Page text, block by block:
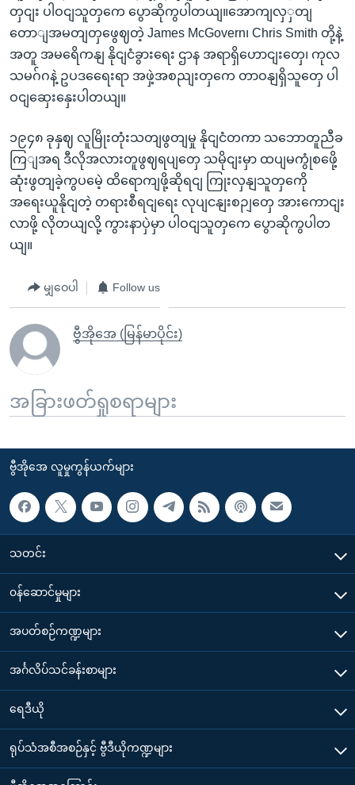
တှငျး ပါဝငျသူတှကေ ပွောဆိုကွပါတယျ။အောကျလှှတျ
တောျအမတျတှဖွေဈတဲ့ James McGovern၊ Chris Smith တို့နဲ့
အတူ အမရေိကနျ နိုငျငံခွားရေး ဌာန အရာရှိဟောငျးတှေ၊ ကုလ
သမဂ်ဂနဲ့ ဥပဒရေေးရာ အဖှဲ့အစညျးတှကေ တာဝနျရှိသူတှေ ပါ
ဝငျဆှေးနှေးပါတယျ။
၁၉၄၈ ခုနှဈ လူမြိုးတုံးသတျဖွတျမှု နိုငျငံတကာ သဘောတူညီခ
ကြျအရ ဒီလိုအလားတူဖွဈရပျတှေ သမိုငျးမှာ ထပျမကွုံစဖေို့
ဆုံးဖွတျခဲ့ကွပမေဲ့ ထိရောကျဖို့ဆိုရငျ ကြုးလှနျသူတှကေို
အရေးယူနိုငျတဲ့ တရားစီရငျရေး လုပျငနျးစဉျတှေ အားကောငျး
လာဖို့ လိုတယျလို့ ကွားနာပှဲမှာ ပါဝငျသူတှကေ ပွောဆိုကွပါတ
ယျ။
မျှဝေပါ Follow us
ဗွီအိုအေ (မြန်မာပိုင်း)
အခြားဖတ်ရှုစရာများ
ဗွီအိုအေ လူမှုကွန်ယက်များ
သတင်း
၀န်ဆောင်မှုများ
အပတ်စဉ်ကဏ္ဍများ
အင်္ဂလိပ်သင်ခန်းစာများ
ရေဒီယို
ရုပ်သံအစီအစဉ်နှင့် ဗွီဒီယိုကဏ္ဍများ